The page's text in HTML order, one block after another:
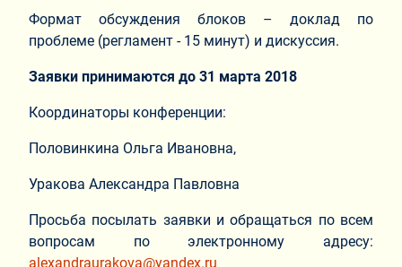
Формат обсуждения блоков – доклад по
проблеме (регламент - 15 минут) и дискуссия.
Заявки принимаются до 31 марта 2018
Координаторы конференции:
Половинкина Ольга Ивановна,
Уракова Александра Павловна
Просьба посылать заявки и обращаться по всем
вопросам по электронному адресу:
alexandraurakova@yandex.ru